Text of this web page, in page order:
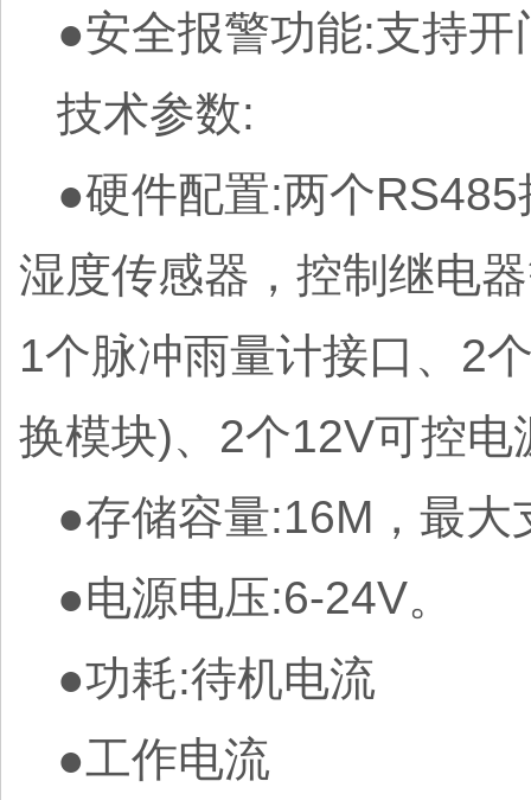
●安全报警功能:支持开
技术参数:
●硬件配置:两个
湿度传感器，控制继电
1个脉冲雨量计接口、2
换模块)、2个12V可控
●存储容量:16M，最大
●电源电压:6-24V。
●功耗:待机电流
●工作电流